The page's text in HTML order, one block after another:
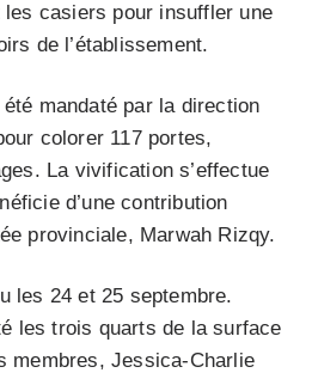
les casiers pour insuffler une
de l’établissement.
été mandaté par la direction
colorer 117 portes,
La vivification s’effectue
d’une contribution
provinciale, Marwah Rizqy.
les 24 et 25 septembre.
les trois quarts de la surface
membres, Jessica-Charlie